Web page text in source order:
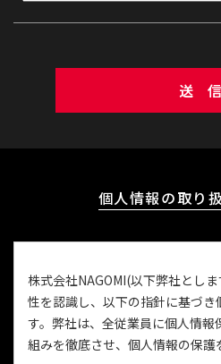
送 信
個人情報の取り
株式会社NAGOMI(以下弊社とし
性を認識し、以下の指針に基づき
す。弊社は、全従業員に個人情報
組みを徹底させ、個人情報の保護